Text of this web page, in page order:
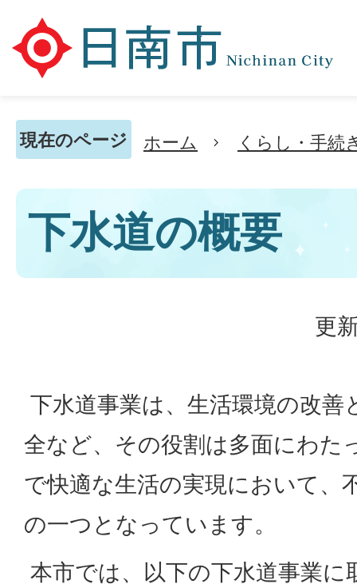
現在のページ ホーム くらし・手続
下水道の概要
更
下水道事業は、生活環境の改善
全など、その役割は多面にわた
で快適な生活の実現において、
の一つとなっています。
本市では、以下の下水道事業